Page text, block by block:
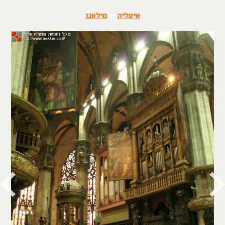
איטליה »מילאנו